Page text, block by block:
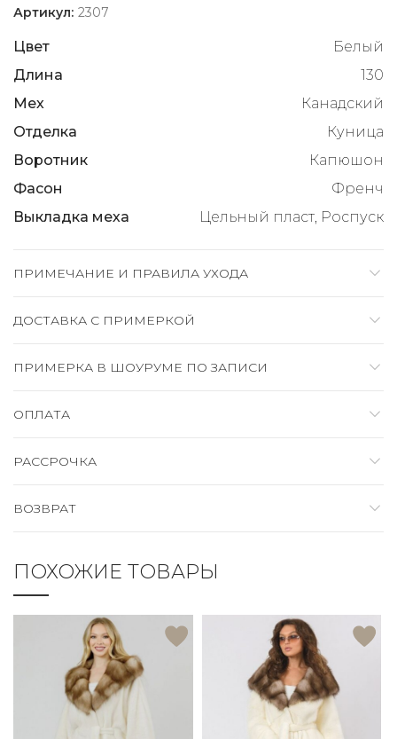
Артикул: 2307
Цвет
Белый
Длина
130
Мех
Канадский
Отделка
Куница
Воротник
Капюшон
Фасон
Френч
Выкладка меха
Цельный пласт, Роспуск
ПРИМЕЧАНИЕ И ПРАВИЛА УХОДА
ДОСТАВКА C ПРИМЕРКОЙ
ПРИМЕРКА В ШОУРУМЕ ПО ЗАПИСИ
ОПЛАТА
РАССРОЧКА
ВОЗВРАТ
ПОХОЖИЕ ТОВАРЫ